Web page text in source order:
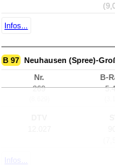
Infos...
B 97 Neuhausen (Spree)-
Nr.
269
B-
Infos...